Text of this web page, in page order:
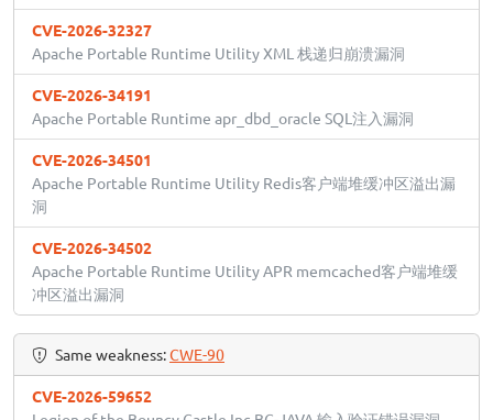
CVE-2026-32327
Apache Portable Runtime Utility XML 栈递归崩溃漏洞
CVE-2026-34191
Apache Portable Runtime apr_dbd_oracle SQL注入漏洞
CVE-2026-34501
Apache Portable Runtime Utility Redis客户端堆缓冲区溢出漏
洞
CVE-2026-34502
Apache Portable Runtime Utility APR memcached客户端堆缓
冲区溢出漏洞
Same weakness:CWE-90
CVE-2026-59652